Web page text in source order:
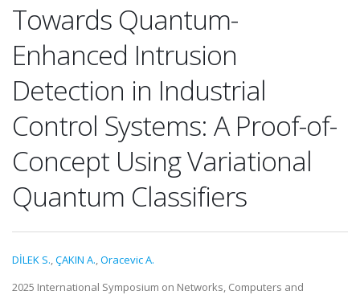
Towards Quantum-
Enhanced Intrusion
Detection in Industrial
Control Systems: A Proof-of-
Concept Using Variational
Quantum Classifiers
DİLEK S.,ÇAKIN A.,Oracevic A.
2025 International Symposium on Networks, Computers and